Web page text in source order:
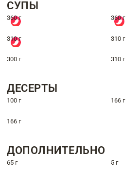
СУПЫ
360 г 360 г
310 г 310 г
300 г 310 г
ДЕСЕРТЫ
100 г 166 г
166 г
ДОПОЛНИТЕЛЬНО
65 г 5 г